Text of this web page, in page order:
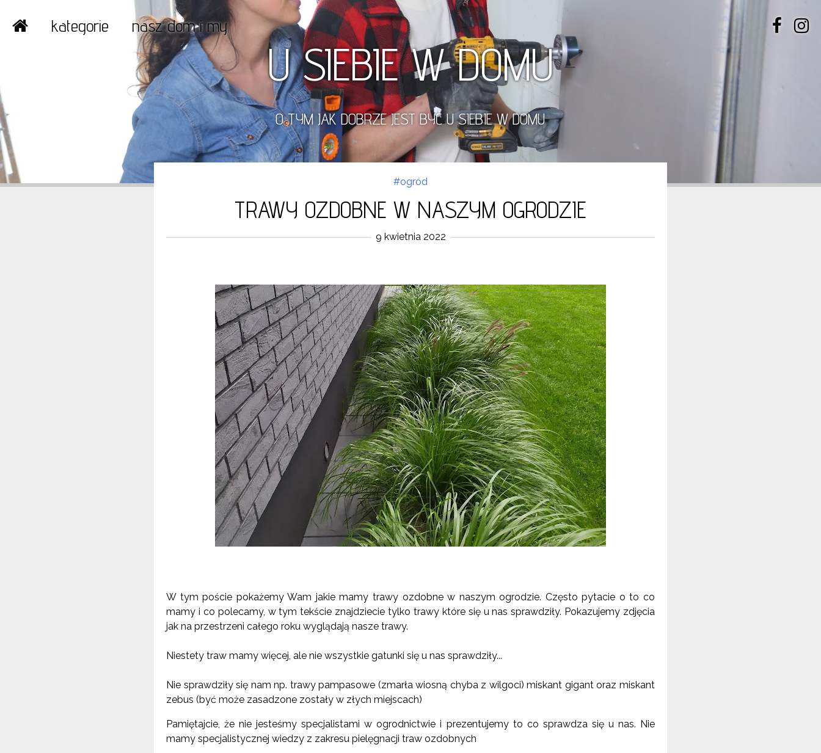
U SIEBIE W DOMU
O TYM JAK DOBRZE JEST BYĆ U SIEBIE W DOMU
kategorie nasz dom i my
#ogród
TRAWY OZDOBNE W NASZYM OGRODZIE
9 kwietnia 2022
W tym poście pokażemy Wam jakie mamy trawy ozdobne w naszym ogrodzie. Często pytacie o to co
mamy i co polecamy, w tym tekście znajdziecie tylko trawy które się u nas sprawdziły. Pokazujemy zdjęcia
jak na przestrzeni całego roku wyglądają nasze trawy.
Niestety traw mamy więcej, ale nie wszystkie gatunki się u nas sprawdziły...
Nie sprawdziły się nam np. trawy pampasowe (zmarła wiosną chyba z wilgoci) miskant gigant oraz miskant
zebus (być może zasadzone zostały w złych miejscach)
Pamiętajcie, że nie jesteśmy specjalistami w ogrodnictwie i prezentujemy to co sprawdza się u nas. Nie
mamy specjalistycznej wiedzy z zakresu pielęgnacji traw ozdobnych